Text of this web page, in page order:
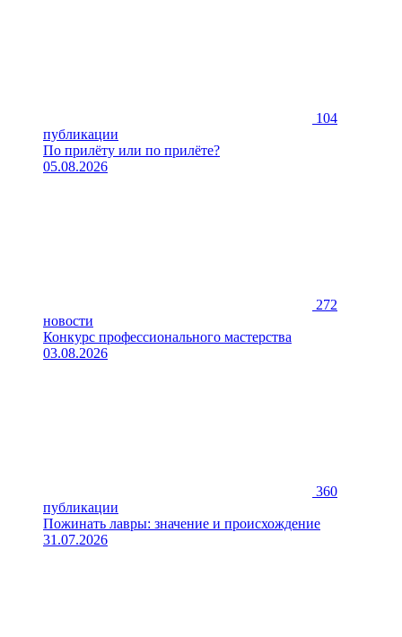
104
публикации
По прилёту или по прилёте?
05.08.2026
272
новости
Конкурс профессионального мастерства
03.08.2026
360
публикации
Пожинать лавры: значение и происхождение
31.07.2026